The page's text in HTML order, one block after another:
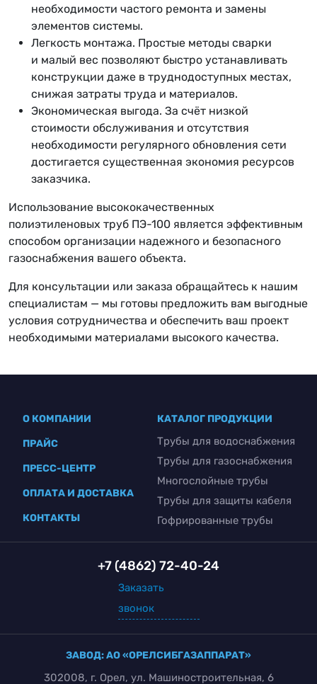
необходимости частого ремонта и замены
элементов системы.
Легкость монтажа. Простые методы сварки
и малый вес позволяют быстро устанавливать
конструкции даже в труднодоступных местах,
снижая затраты труда и материалов.
Экономическая выгода. За счёт низкой
стоимости обслуживания и отсутствия
необходимости регулярного обновления сети
достигается существенная экономия ресурсов
заказчика.
Использование высококачественных
полиэтиленовых труб ПЭ-100 является эффективным
способом организации надежного и безопасного
газоснабжения вашего объекта.
Для консультации или заказа обращайтесь к нашим
специалистам — мы готовы предложить вам выгодные
условия сотрудничества и обеспечить ваш проект
необходимыми материалами высокого качества.
О КОМПАНИИ
ПРАЙС
ПРЕСС-ЦЕНТР
ОПЛАТА И ДОСТАВКА
КОНТАКТЫ
КАТАЛОГ ПРОДУКЦИИ
Трубы для водоснабжения
Трубы для газоснабжения
Многослойные трубы
Трубы для защиты кабеля
Гофрированные трубы
ЗАВОД: АО «ОРЕЛСИБГАЗАППАРАТ»
302008, г. Орел, ул. Машиностроительная, 6
+7 (4862) 72-40-24
Заказать
звонок